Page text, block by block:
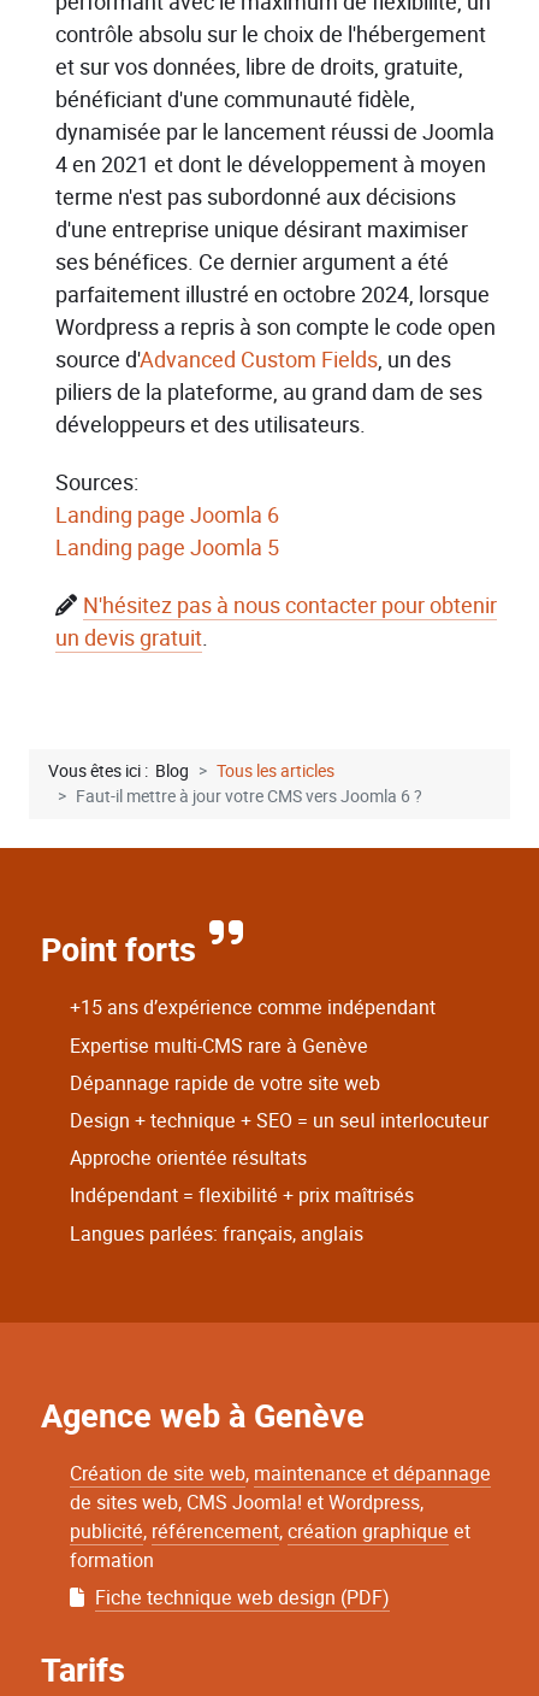
contrôle absolu sur le choix de l'hébergement
et sur vos données, libre de droits, gratuite,
bénéficiant d'une communauté fidèle,
dynamisée par le lancement réussi de Joomla
4 en 2021 et dont le développement à moyen
terme n'est pas subordonné aux décisions
d'une entreprise unique désirant maximiser
ses bénéfices. Ce dernier argument a été
parfaitement illustré en octobre 2024, lorsque
Wordpress a repris à son compte le code open
source d'Advanced Custom Fields, un des
piliers de la plateforme, au grand dam de ses
développeurs et des utilisateurs.
Sources:
Landing page Joomla 6
Landing page Joomla 5
N'hésitez pas à nous contacter pour obtenir
un devis gratuit.
Vous êtes ici : Blog
Tous les articles
Faut-il mettre à jour votre CMS vers Joomla 6 ?
Point forts
+15 ans d’expérience comme indépendant
Expertise multi-CMS rare à Genève
Dépannage rapide de votre site web
Design + technique + SEO = un seul interlocuteur
Approche orientée résultats
Indépendant = flexibilité + prix maîtrisés
Langues parlées: français, anglais
Agence web à Genève
Création de site web, maintenance et dépannage
de sites web, CMS Joomla! et Wordpress,
publicité, référencement,création graphique et
formation
Fiche technique web design (PDF)
Tarifs